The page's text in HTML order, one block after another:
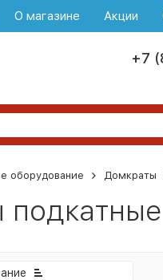
О магазине Акции
+7
оборудование Домкраты